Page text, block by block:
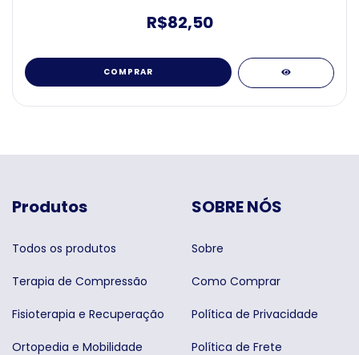
R$82,50
COMPRAR
Produtos
Todos os produtos
Terapia de Compressão
Fisioterapia e Recuperação
Ortopedia e Mobilidade
SOBRE NÓS
Sobre
Como Comprar
Política de Privacidade
Política de Frete